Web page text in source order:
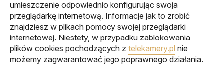
umieszczenie odpowiednio konfigurując swoja
przeglądarkę internetową. Informacje jak to zrobić
znajdziesz w plikach pomocy swojej przeglądarki
internetowej. Niestety, w przypadku zablokowania
plików cookies pochodzących z telekamery.pl nie
możemy zagwarantować jego poprawnego działania.